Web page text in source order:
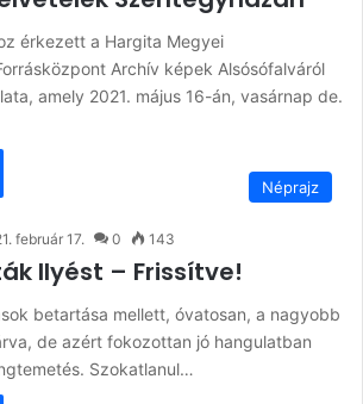
érkezett a Hargita Megyei
Archív képek Alsósófalváról
amely 2021. május 16-án, vasárnap de.
Néprajz
február 17. 0 143
Ilyést – Frissítve!
betartása mellett, óvatosan, a nagyobb
de azért fokozottan jó hangulatban
Szokatlanul…